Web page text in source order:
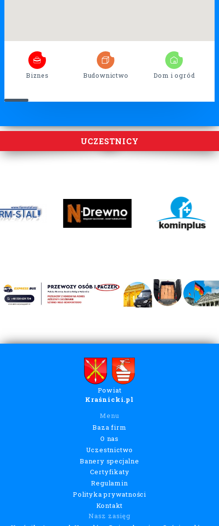
Biznes Budownictwo Dom i ogród
UCZESTNICY
Powiat
Kraśnicki.pl
Menu
Baza firm
O nas
Uczestnictwo
Banery specjalne
Certyfikaty
Regulamin
Polityka prywatności
Kontakt
Nasz zasięg